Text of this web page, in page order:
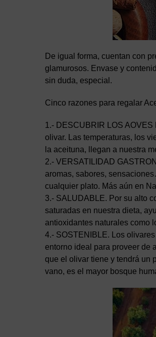
De igual forma, cuentan con
glamurosos. Envase y
sin duda, especial.
Cinco razones para regalar
1.- DESCUBRIR LOS
olivar. Las temperaturas, los
la aceituna, llegan a nuestra
2.- VERSATILIDAD
aromas, sabores,
cualquier plato. Más aún en
3.- SALUDABLE. Por su alto
saturadas en nuestra dieta,
antioxidantes naturales como
4.- SOSTENIBLE. Los
entorno ideal para proveer de
que el olivar tiene y tendrá un
vano, es el mayor bosque